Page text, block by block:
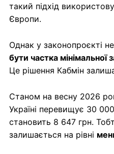
такий підхід
Європи.
Однак у законопроєкті
бути частка мінімальної
Це рішення Кабмін
Станом на весну 2026
Україні перевищує 30
становить 8 647 грн.
залишається на рівні